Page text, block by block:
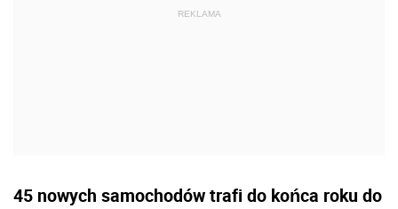
45 nowych samochodów trafi do końca roku do